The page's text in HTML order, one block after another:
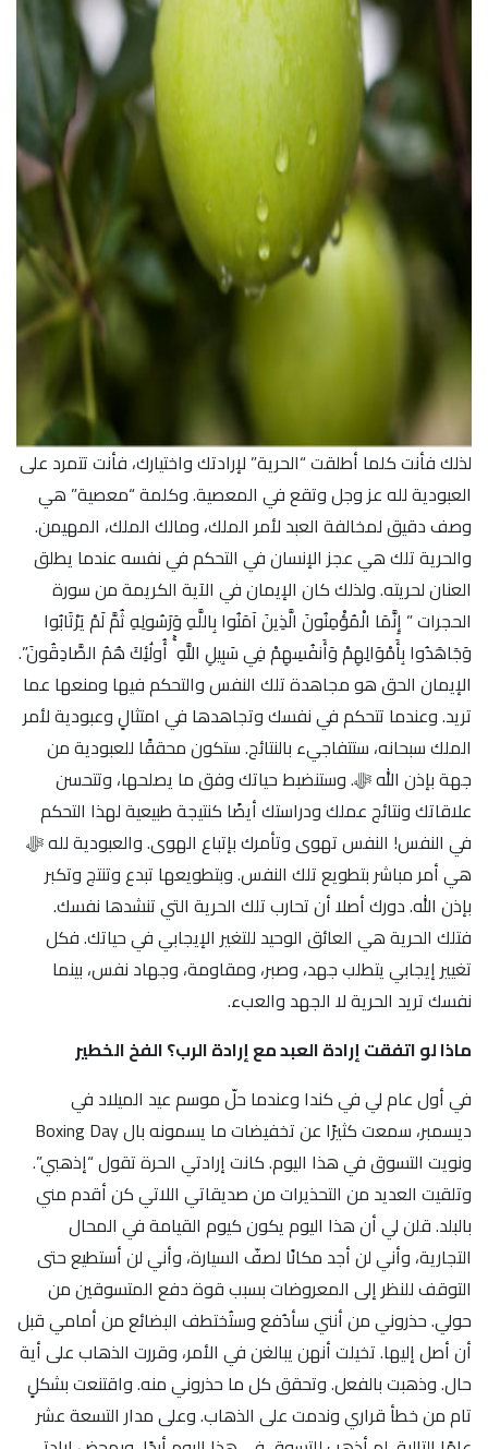
لذلك فأنت كلما أطلقت “الحرية” لإرادتك واختيارك، فأنت تتمرد على
العبودية لله عز وجل وتقع في المعصية. وكلمة “معصية” هي
وصف دقيق لمخالفة العبد لأمر الملك، ومالك الملك، المهيمن.
والحرية تلك هي عجز الإنسان في التحكم في نفسه عندما يطلق
العنان لحريته. ولذلك كان الإيمان في الآية الكريمة من سورة
الحجرات ” إِنَّمَا الْمُؤْمِنُونَ الَّذِينَ آمَنُوا بِاللَّهِ وَرَسُولِهِ ثُمَّ لَمْ يَرْتَابُوا
وَجَاهَدُوا بِأَمْوَالِهِمْ وَأَنفُسِهِمْ فِي سَبِيلِ اللَّهِ ۚ أُولَٰئِكَ هُمُ الصَّادِقُونَ”.
الإيمان الحق هو مجاهدة تلك النفس والتحكم فيها ومنعها عما
تريد. وعندما تتحكم في نفسك وتجاهدها في امتثالٍ وعبودية لأمر
الملك سبحانه، ستتفاجيء بالنتائج. ستكون محققًا للعبودية من
جهة بإذن الله ﷻ. وستنضبط حياتك وفق ما يصلحها، وتتحسن
علاقاتك ونتائج عملك ودراستك أيضًا كنتيجة طبيعية لهذا التحكم
في النفس! النفس تهوى وتأمرك بإتباع الهوى. والعبودية لله ﷻ
هي أمر مباشر بتطويع تلك النفس. وبتطويعها تبدع وتنتج وتكبر
بإذن الله. دورك أصلا أن تحارب تلك الحرية التي تنشدها نفسك.
فتلك الحرية هي العائق الوحيد للتغير الإيجابي في حياتك. فكل
تغيير إيجابي يتطلب جهد، وصبر، ومقاومة، وجهاد نفس، بينما
نفسك تريد الحرية لا الجهد والعبء.
ماذا لو اتفقت إرادة العبد مع إرادة الرب؟ الفخ الخطير
في أول عام لي في كندا وعندما حلّ موسم عيد الميلاد في
ديسمبر، سمعت كثيرًا عن تخفيضات ما يسمونه بال Boxing Day
ونويت التسوق في هذا اليوم. كانت إرادتي الحرة تقول “إذهبي”.
وتلقيت العديد من التحذيرات من صديقاتي اللاتي كن أقدم مني
بالبلد. قلن لي أن هذا اليوم يكون كيوم القيامة في المحال
التجارية، وأني لن أجد مكانًا لصفّ السيارة، وأني لن أستطيع حتى
التوقف للنظر إلى المعروضات بسبب قوة دفع المتسوقين من
حولي. حذروني من أنني سأدُفع وستُختطف البضائع من أمامي قبل
أن أصل إليها. تخيلت أنهن يبالغن في الأمر، وقررت الذهاب على أية
حال. وذهبت بالفعل. وتحقق كل ما حذروني منه. واقتنعت بشكلٍ
تام من خطأ قراري وندمت على الذهاب. وعلى مدار التسعة عشر